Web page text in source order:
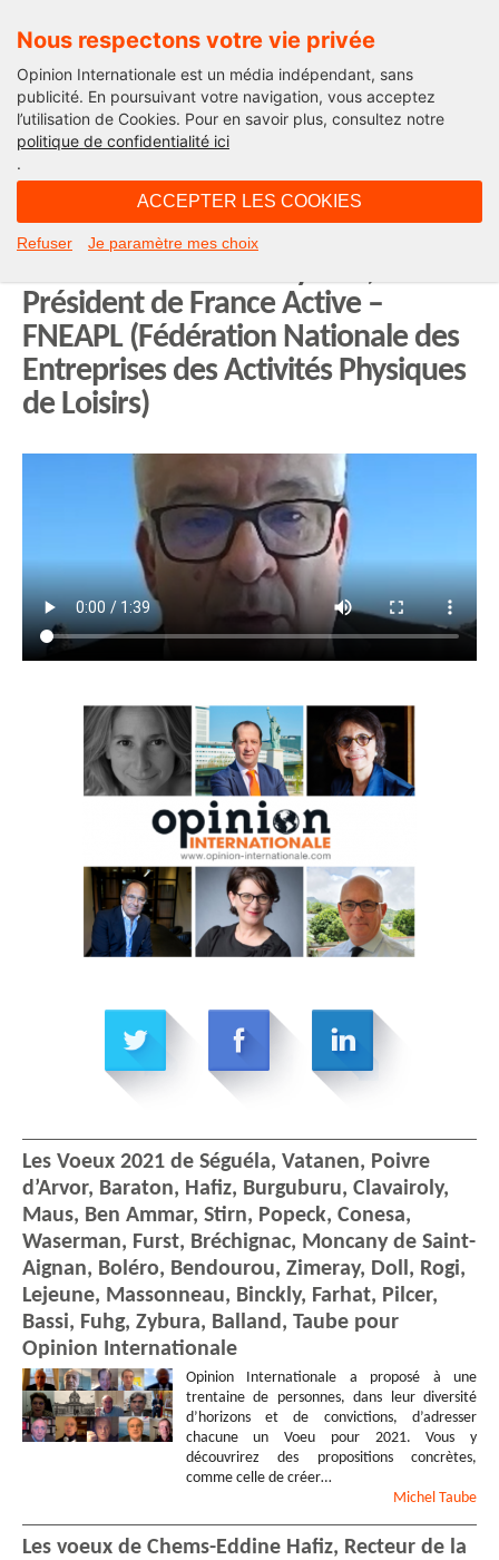
Nous respectons votre vie privée
Opinion Internationale est un média indépendant, sans
publicité. En poursuivant votre navigation, vous acceptez
l’utilisation de Cookies. Pour en savoir plus, consultez notre
politique de confidentialité ici
.
ACCEPTER LES COOKIES
Refuser Je paramètre mes choix
Leur Voeu pour 2021...
Résilience, prévention, espoir : les
Président de France Active –
FNEAPL (Fédération Nationale des
Entreprises des Activités Physiques
de Loisirs)
Les Voeux 2021 de Séguéla, Vatanen, Poivre
d’Arvor, Baraton, Hafiz, Burguburu, Clavairoly,
Maus, Ben Ammar, Stirn, Popeck, Conesa,
Waserman, Furst, Bréchignac, Moncany de Saint-
Aignan, Boléro, Bendourou, Zimeray, Doll, Rogi,
Lejeune, Massonneau, Binckly, Farhat, Pilcer,
Bassi, Fuhg, Zybura, Balland, Taube pour
Opinion Internationale
Opinion Internationale a proposé à une
trentaine de personnes, dans leur diversité
d’horizons et de convictions, d’adresser
chacune un Voeu pour 2021. Vous y
découvrirez des propositions concrètes,
comme celle de créer…
Michel Taube
Les voeux de Chems-Eddine Hafiz, Recteur de la